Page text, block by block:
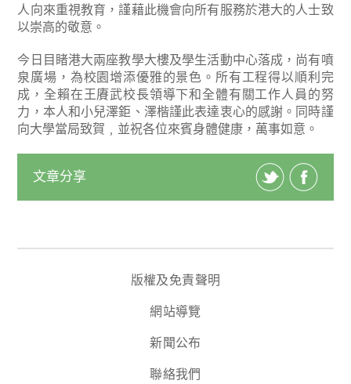
人向來重視教育，謹藉此機會向所有服務於港大的人士致
以崇高的敬意。
今日目睹港大兩座教學大樓及學生活動中心落成，尚有噴
泉廣場，為校園增添優雅的景色。所有工程得以順利完
成，全賴在王賡武校長領導下和全體有關工作人員的努
力，本人和小兒澤鉅、澤楷謹此表達衷心的感謝。同時謹
向大學當局致賀﹐並祝各位來賓身體健康，萬事如意。
文章分享
版權及免責聲明
網站導覽
新聞公布
聯絡我們